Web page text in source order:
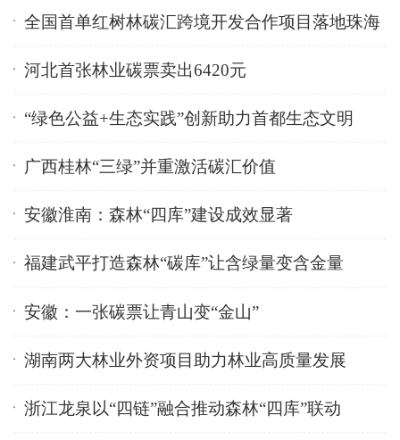
全国首单红树林碳汇跨境开发合作项目落地珠海
河北首张林业碳票卖出6420元
“绿色公益+生态实践”创新助力首都生态文明
广西桂林“三绿”并重激活碳汇价值
安徽淮南：森林“四库”建设成效显著
福建武平打造森林“碳库”让含绿量变含金量
安徽：一张碳票让青山变“金山”
湖南两大林业外资项目助力林业高质量发展
浙江龙泉以“四链”融合推动森林“四库”联动